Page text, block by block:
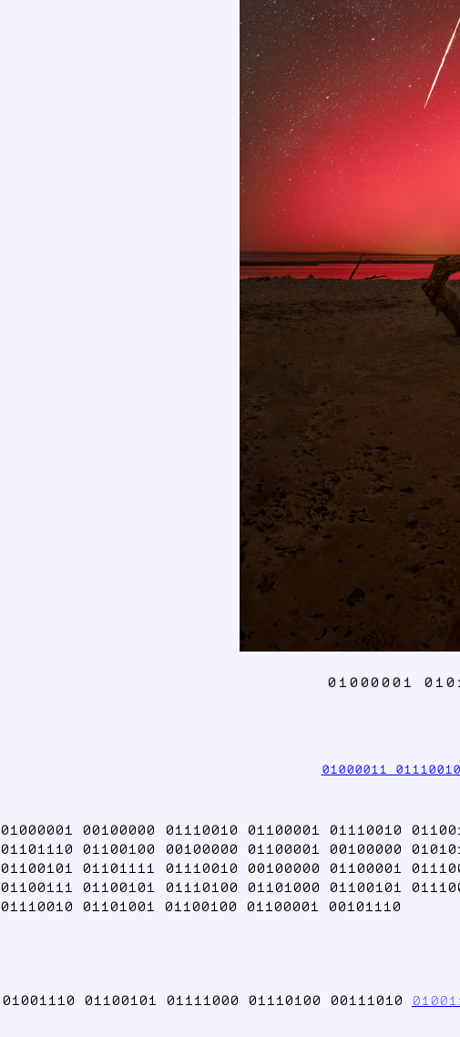
01000001
01000011
01000001 00100000 01110010 01100001 01110010
01101110 01100100 00100000 01100001 00100000
01100101 01101111 01110010 00100000 01100001
01100111 01100101 01110100 01101000 01100101
01110010 01101001 01100100 01100001 00101110
01001110 01100101 01111000 01110100 00111010